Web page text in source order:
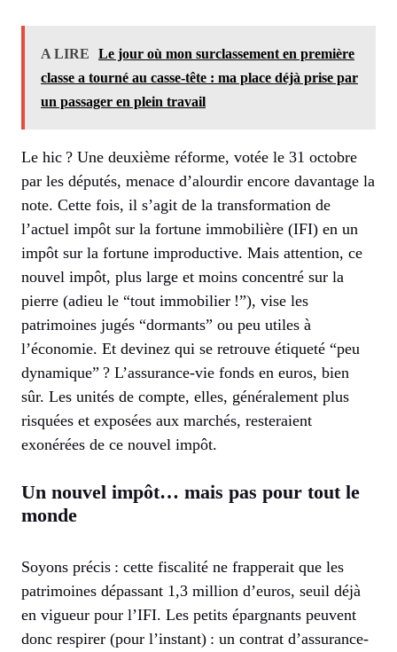
A LIRE
Le jour où mon surclassement en première
classe a tourné au casse-tête : ma place déjà prise par
un passager en plein travail
Le hic ? Une deuxième réforme, votée le 31 octobre
par les députés, menace d’alourdir encore davantage la
note. Cette fois, il s’agit de la transformation de
l’actuel impôt sur la fortune immobilière (IFI) en un
impôt sur la fortune improductive. Mais attention, ce
nouvel impôt, plus large et moins concentré sur la
pierre (adieu le “tout immobilier !”), vise les
patrimoines jugés “dormants” ou peu utiles à
l’économie. Et devinez qui se retrouve étiqueté “peu
dynamique” ? L’assurance-vie fonds en euros, bien
sûr. Les unités de compte, elles, généralement plus
risquées et exposées aux marchés, resteraient
exonérées de ce nouvel impôt.
Un nouvel impôt… mais pas pour tout le
monde
Soyons précis : cette fiscalité ne frapperait que les
patrimoines dépassant 1,3 million d’euros, seuil déjà
en vigueur pour l’IFI. Les petits épargnants peuvent
donc respirer (pour l’instant) : un contrat d’assurance-